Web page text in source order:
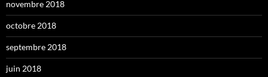
novembre 2018
octobre 2018
septembre 2018
juin 2018